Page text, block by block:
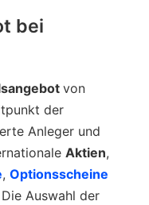
bei
von
der
Anleger und
Aktien,
, Optionsscheine
Auswahl der